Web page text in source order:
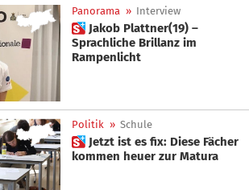
Panorama » Interview
 Jakob Plattner(19) –
Sprachliche Brillanz im
Rampenlicht
Politik » Schule
 Jetzt ist es fix: Diese Fächer
kommen heuer zur Matura